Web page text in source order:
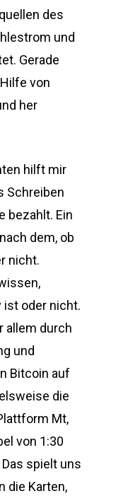
des
und
Gerade
von
her
hilft mir
Schreiben
bezahlt. Ein
dem, ob
nicht.
ist oder nicht.
allem durch
und
Bitcoin auf
die
Mt,
von 1:30
spielt uns
die Karten,